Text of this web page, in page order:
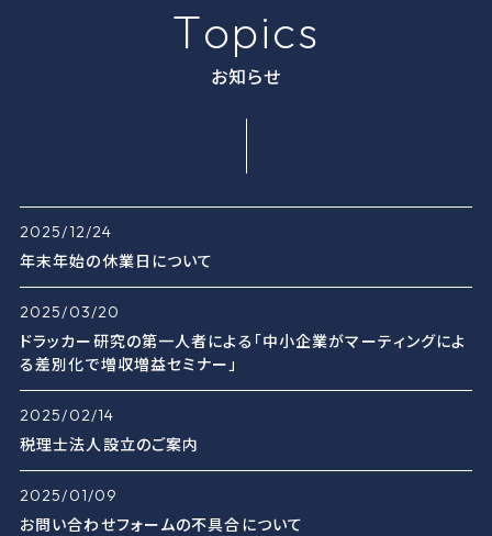
Topics
お知らせ
2025/12/24
年末年始の休業日について
2025/03/20
ドラッカー研究の第一人者による「中小企業がマーティングによ
る差別化で増収増益セミナー」
2025/02/14
税理士法人設立のご案内
2025/01/09
お問い合わせフォームの不具合について